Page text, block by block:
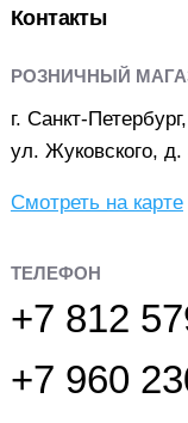
Контакты
РОЗНИЧНЫЙ
г. Санкт-Петербург,
ул. Жуковского, д.
Смотреть на карте
ТЕЛЕФОН
+7 812
+7 960